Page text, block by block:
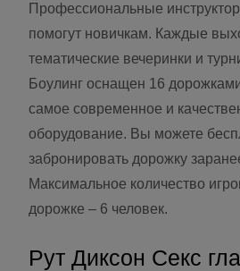
Профессиональные
помогут новичкам. Каждые
тематические вечеринки и
Боулинг оснащен 16
самое современное и
оборудование. Вы можете
забронировать дорожку
Максимальное количество
дорожке – 6 человек.
Рут Диксон Секс